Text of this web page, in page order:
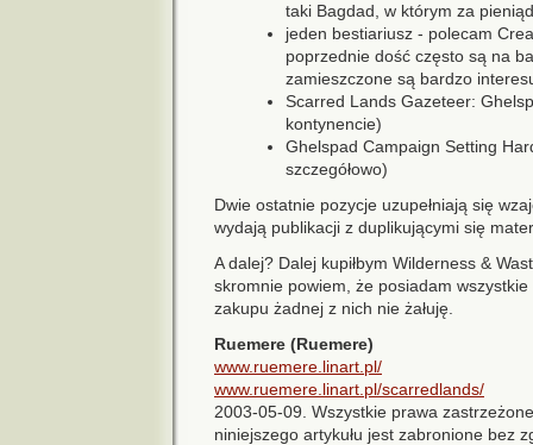
taki Bagdad, w którym za
jeden bestiariusz - polecam
poprzednie dość często są na
zamieszczone są bardzo
Scarred Lands Gazeteer:
kontynencie)
Ghelspad Campaign Setting
szczegółowo)
Dwie ostatnie pozycje uzupełniają się
wydają publikacji z duplikującymi się
A dalej? Dalej kupiłbym Wilderness &
skromnie powiem, że posiadam
zakupu żadnej z nich nie żałuję.
Ruemere (Ruemere)
www.ruemere.linart.pl/
www.ruemere.linart.pl/scarredlands/
2003-05-09. Wszystkie prawa
niniejszego artykułu jest zabronione bez